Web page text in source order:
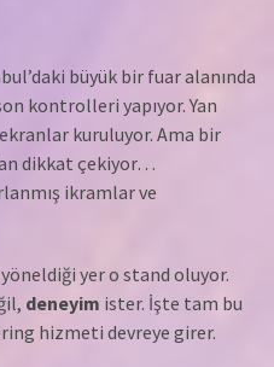
büyük bir fuar alanında
kontrolleri yapıyor. Yan
kuruluyor. Ama bir
dikkat çekiyor…
ikramlar ve
yer o stand oluyor.
deneyim ister. İşte tam bu
hizmeti devreye girer.